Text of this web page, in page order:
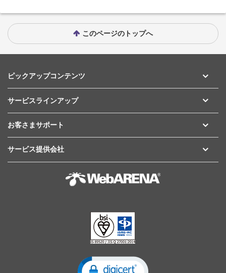
このページのトップへ
ピックアップコンテンツ
サービスラインアップ
お客さまサポート
サービス提供会社